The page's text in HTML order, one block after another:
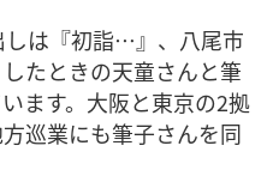
しは『初詣…』、八尾市
たときの天童さんと筆
ます。大阪と東京の2拠
巡業にも筆子さんを同